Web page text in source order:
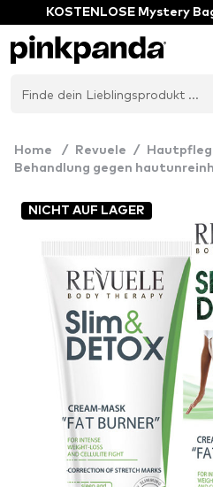
KOSTENLOSE Mystery
Home / Revuele /
Behandlung gegen
NICHT AUF LAGER